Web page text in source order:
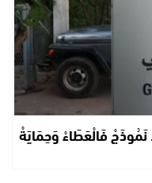
فَالْعَطَاءْ وَحِمَايَةْ